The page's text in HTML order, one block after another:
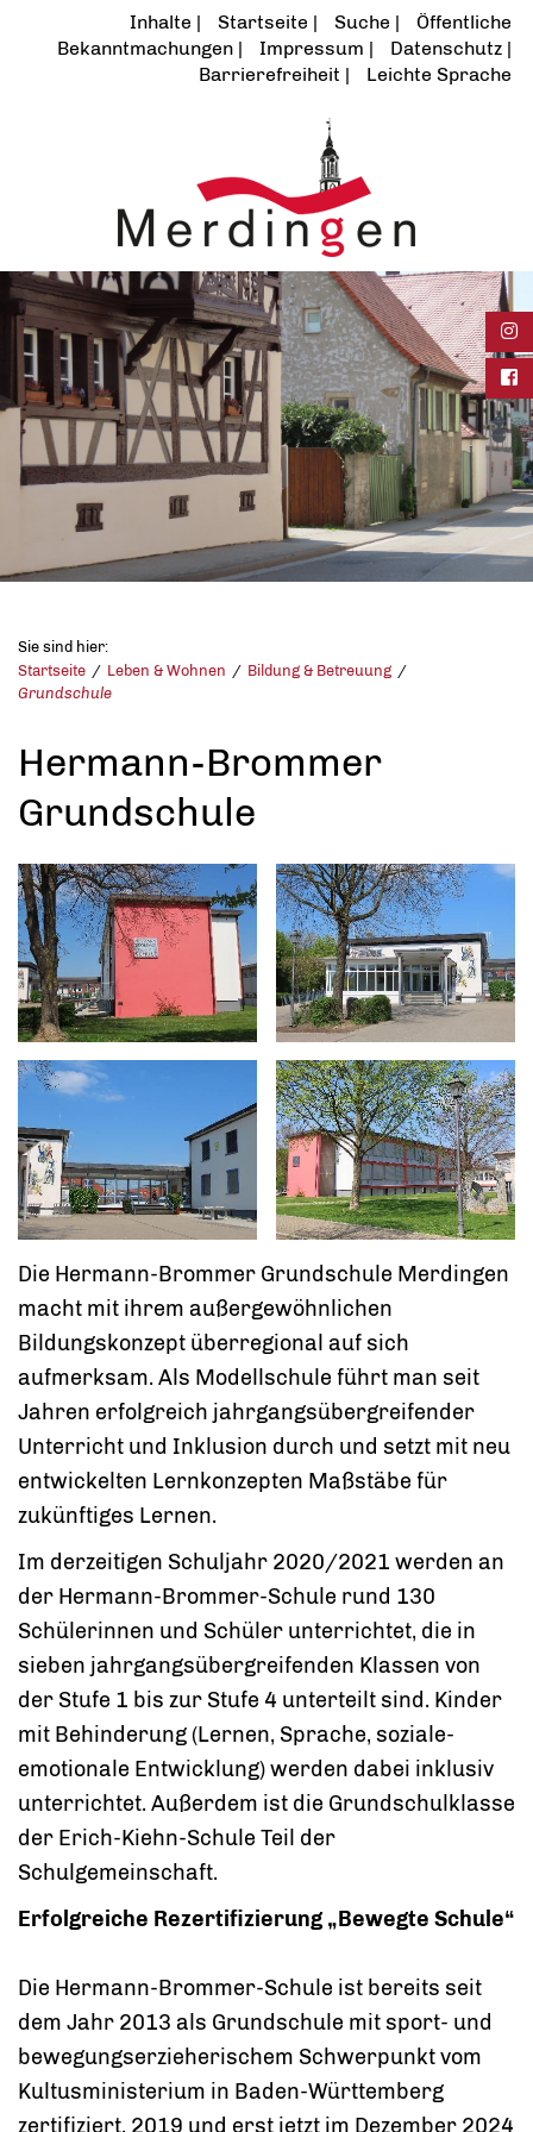
Inhalte Startseite Suche
Öffentliche
Bekanntmachungen
Impressum
Datenschutz
Barrierefreiheit
Leichte Sprache
Sie sind hier:
Startseite
Leben & Wohnen
Bildung & Betreuung
Grundschule
Hermann-Brommer
Grundschule
Die Hermann-Brommer Grundschule Merdingen
macht mit ihrem außergewöhnlichen
Bildungskonzept überregional auf sich
aufmerksam. Als Modellschule führt man seit
Jahren erfolgreich jahrgangsübergreifender
Unterricht und Inklusion durch und setzt mit neu
entwickelten Lernkonzepten Maßstäbe für
zukünftiges Lernen.
Im derzeitigen Schuljahr 2020/2021 werden an
der Hermann-Brommer-Schule rund 130
Schülerinnen und Schüler unterrichtet, die in
sieben jahrgangsübergreifenden Klassen von
der Stufe 1 bis zur Stufe 4 unterteilt sind. Kinder
mit Behinderung (Lernen, Sprache, soziale-
emotionale Entwicklung) werden dabei inklusiv
unterrichtet. Außerdem ist die Grundschulklasse
der Erich-Kiehn-Schule Teil der
Schulgemeinschaft.
Erfolgreiche Rezertifizierung „Bewegte Schule“
Die Hermann-Brommer-Schule ist bereits seit
dem Jahr 2013 als Grundschule mit sport- und
bewegungserzieherischem Schwerpunkt vom
Kultusministerium in Baden-Württemberg
zertifiziert. 2019 und erst jetzt im Dezember 2024